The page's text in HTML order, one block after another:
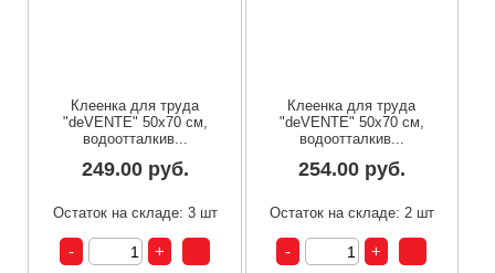
Клеенка для труда
"deVENTE" 50x70 см,
водоотталкив...
249.00 руб.
Остаток на складе: 3 шт
Клеенка для труда
"deVENTE" 50x70 см,
водоотталкив...
254.00 руб.
Остаток на складе: 2 шт